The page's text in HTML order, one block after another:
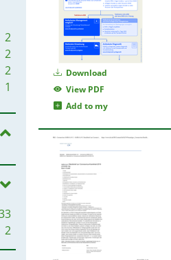
2
2
2
1
1
1
1
1
2
Download
View PDF
Add to my